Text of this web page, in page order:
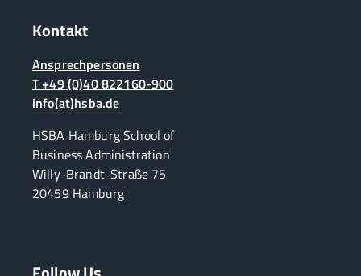
Kontakt
Ansprechpersonen
T +49 (0)40 822160-900
info(at)hsba.de
HSBA Hamburg School of
Business Administration
Willy-Brandt-Straße 75
20459 Hamburg